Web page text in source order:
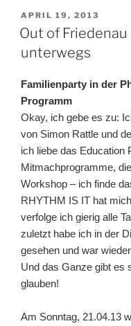
VERÖFFENTLICHT
AM
APRIL 19, 2013
Out of
unterwegs
Familienparty in der
Programm
Okay, ich gebe es zu:
von Simon Rattle und
ich liebe das Education
Mitmachprogramme,
Workshop – ich finde
RHYTHM IS IT hat
verfolge ich gierig alle
zuletzt habe ich in der
gesehen und war
Und das Ganze gibt es
glauben!
Am Sonntag, 21.04.13